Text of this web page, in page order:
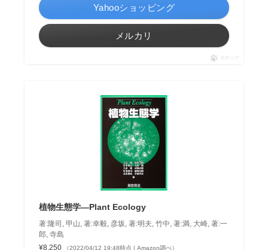
Yahooショッピング
メルカリ
ポチップ
植物生態学―Plant Ecology
著:隆司, 甲山, 著:幸毅, 彦坂, 著:明夫, 竹中, 著:満, 大崎, 著:一
郎, 寺島
¥8,250
（2022/04/12 19:48時点 | Amazon調べ）